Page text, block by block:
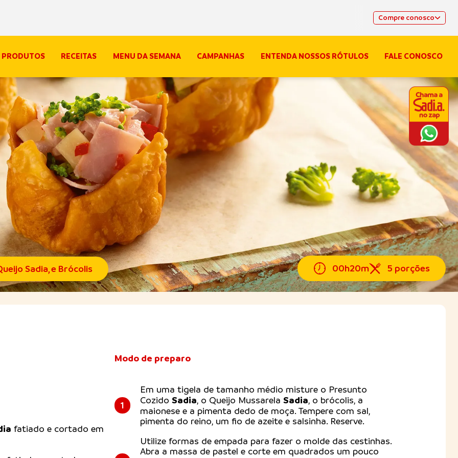
Compre conosco
PRODUTOS RECEITAS MENU DA SEMANA CAMPANHAS ENTENDA NOSSOS RÓTULOS FALE CONOSCO
Sadia, e Brócolis 00h20m 5 porções
fatiado e cortado em
Modo de preparo
1
Em uma tigela de tamanho médio misture o Presunto
CozidoSadia, o Queijo MussarelaSadia, o brócolis, a
maionese e a pimenta dedo de moça. Tempere com sal,
pimenta do reino, um fio de azeite e salsinha. Reserve.
Utilize formas de empada para fazer o molde das cestinhas.
Abra a massa de pastel e corte em quadrados um pouco